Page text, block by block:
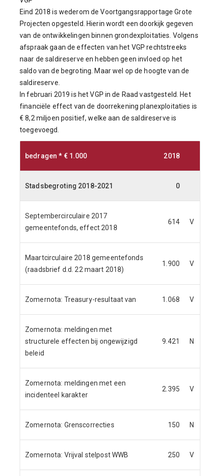
Eind 2018 is wederom de Voortgangsrapportage Grote
Projecten opgesteld. Hierin wordt een doorkijk gegeven
van de ontwikkelingen binnen grondexploitaties. Volgens
afspraak gaan de effecten van het VGP rechtstreeks
naar de saldireserve en hebben geen invloed op het
saldo van de begroting. Maar wel op de hoogte van de
saldireserve.
In februari 2019 is het VGP in de Raad vastgesteld. Het
financiële effect van de doorrekening planexploitaties is
€ 8,2 miljoen positief, welke aan de saldireserve is
toegevoegd.
bedragen * € 1.000 2018
Stadsbegroting 2018-2021 0
Septembercirculaire 2017
gemeentefonds, effect 2018
614 V
Maartcirculaire 2018 gemeentefonds
(raadsbrief d.d. 22 maart 2018)
1.900 V
Zomernota: Treasury-resultaat van 1.068 V
Zomernota: meldingen met
structurele effecten bij ongewijzigd
beleid
9.421 N
Zomernota: meldingen met een
incidenteel karakter
2.395 V
Zomernota: Grenscorrecties 150 N
Zomernota: Vrijval stelpost WWB 250 V